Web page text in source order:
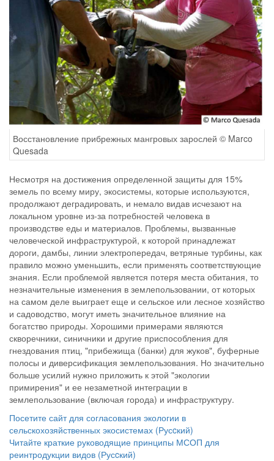
Восстановление прибрежных мангровых зарослей © Marco
Quesada
Несмотря на достижения определенной защиты для 15%
земель по всему миру, экосистемы, которые используются,
продолжают деградировать, и немало видав исчезают на
локальном уровне из-за потребностей человека в
производстве еды и материалов. Проблемы, вызванные
человеческой инфраструктурой, к которой принадлежат
дороги, дамбы, линии электропередач, ветряные турбины, как
правило можно уменьшить, если применять соответствующие
знания. Если проблемой является потеря места обитания, то
незначительные изменения в землепользовании, от которых
на самом деле выиграет еще и сельское или лесное хозяйство
и садоводство, могут иметь значительное влияние на
богатство природы. Хорошими примерами являются
скворечники, синичники и другие приспособления для
гнездования птиц, "прибежища (банки) для жуков", буферные
полосы и диверсификация землепользования. Но значительно
больше усилий нужно приложить к этой "экологии
примирения" и ее незаметной интеграции в
землепользование (включая города) и инфраструктуру.
Посетите сайт для согласования экологии в
сельскохозяйственных экосистемах (Русcкий)
Читайте краткие руководящие принципы МСОП для
реинтродукции видов (Русcкий)